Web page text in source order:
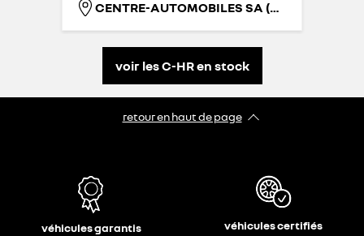
CENTRE-AUTOMOBILES SA (MONS)
voir les C-HR en stock
retour en haut de page​
véhicules garantis
véhicules certifiés